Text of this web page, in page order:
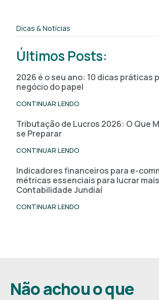
Dicas & Notícias
Últimos Posts:
2026 é o seu ano: 10 dicas práticas
negócio do papel
CONTINUAR LENDO
Tributação de Lucros 2026: O Que
se Preparar
CONTINUAR LENDO
Indicadores financeiros para e-
métricas essenciais para lucrar
Contabilidade Jundiaí
CONTINUAR LENDO
Não achou o que